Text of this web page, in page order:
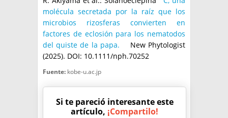
molécula secretada por la raíz que los
microbios rizosferas convierten en
factores de eclosión para los nematodos
del quiste de la papa.
New Phytologist
(2025). DOI: 10.1111/nph.70252
Fuente: kobe-u.ac.jp
Si te pareció interesante este
artículo, ¡Compartilo!